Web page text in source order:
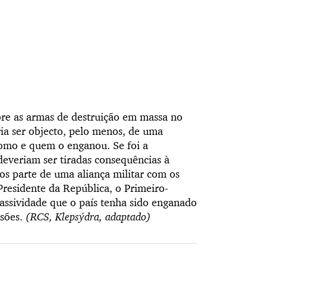
as armas de destruição em massa no
ser objecto, pelo menos, de uma
e quem o enganou. Se foi a
ser tiradas consequências à
parte de uma aliança militar com os
da República, o Primeiro-
que o país tenha sido enganado
(RCS, Klepsýdra, adaptado)